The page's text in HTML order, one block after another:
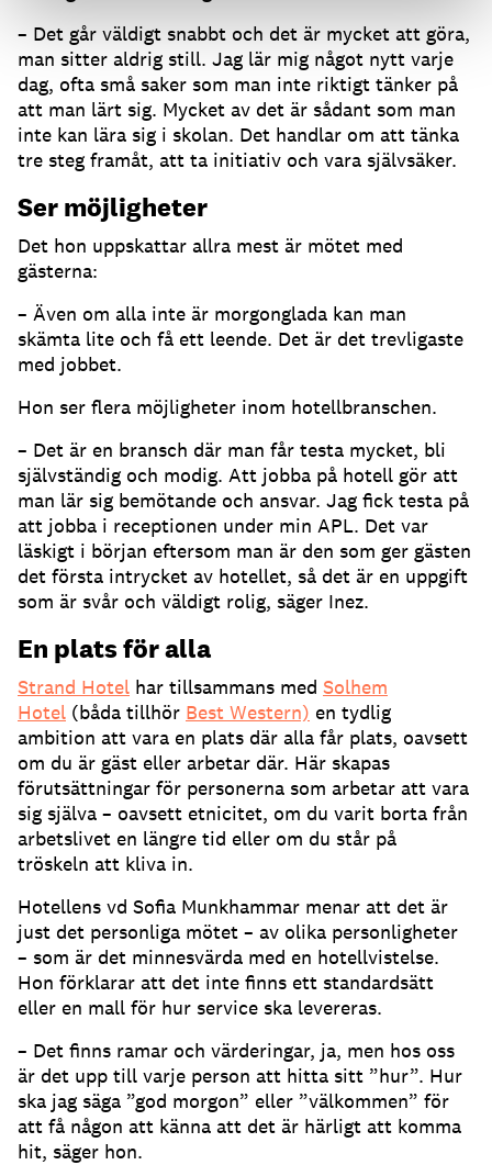
– Det går väldigt snabbt och det är mycket att göra,
man sitter aldrig still. Jag lär mig något nytt varje
dag, ofta små saker som man inte riktigt tänker på
att man lärt sig. Mycket av det är sådant som man
inte kan lära sig i skolan. Det handlar om att tänka
tre steg framåt, att ta initiativ och vara självsäker.
Ser möjligheter
Det hon uppskattar allra mest är mötet med
gästerna:
– Även om alla inte är morgonglada kan man
skämta lite och få ett leende. Det är det trevligaste
med jobbet.
Hon ser flera möjligheter inom hotellbranschen.
– Det är en bransch där man får testa mycket, bli
självständig och modig. Att jobba på hotell gör att
man lär sig bemötande och ansvar. Jag fick testa på
att jobba i receptionen under min APL. Det var
läskigt i början eftersom man är den som ger gästen
det första intrycket av hotellet, så det är en uppgift
som är svår och väldigt rolig, säger Inez.
En plats för alla
Strand Hotel har tillsammans med Solhem
Hotel (båda tillhör Best Western) en tydlig
ambition att vara en plats där alla får plats, oavsett
om du är gäst eller arbetar där. Här skapas
förutsättningar för personerna som arbetar att vara
sig själva – oavsett etnicitet, om du varit borta från
arbetslivet en längre tid eller om du står på
tröskeln att kliva in.
Hotellens vd Sofia Munkhammar menar att det är
just det personliga mötet – av olika personligheter
– som är det minnesvärda med en hotellvistelse.
Hon förklarar att det inte finns ett standardsätt
eller en mall för hur service ska levereras.
– Det finns ramar och värderingar, ja, men hos oss
är det upp till varje person att hitta sitt ”hur”. Hur
ska jag säga ”god morgon” eller ”välkommen” för
att få någon att känna att det är härligt att komma
hit, säger hon.